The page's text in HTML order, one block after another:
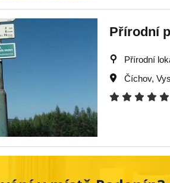
Přírodní
Přírodní
Číchov,